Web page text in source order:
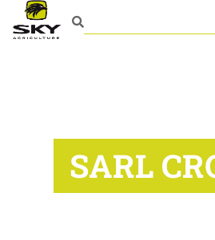
SARL